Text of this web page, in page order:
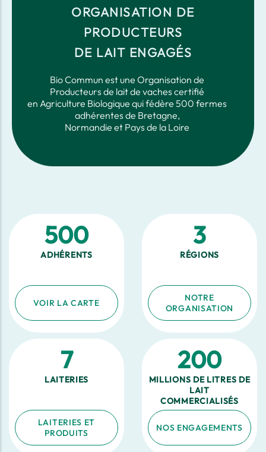
ORGANISATION DE
PRODUCTEURS
DE LAIT ENGAGÉS
Bio Commun est une Organisation de
Producteurs de lait de vaches certifié
en Agriculture Biologique qui fédère 500 fermes
adhérentes de Bretagne,
Normandie et Pays de la Loire
500
ADHÉRENTS
VOIR LA CARTE
3
RÉGIONS
NOTRE
ORGANISATION
7
LAITERIES
LAITERIES ET
PRODUITS
200
MILLIONS DE LITRES DE
LAIT
COMMERCIALISÉS
NOS ENGAGEMENTS